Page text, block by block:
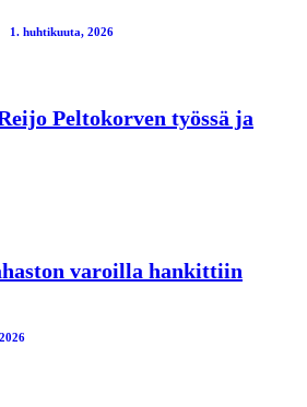
1. huhtikuuta, 2026
Peltokorven työssä ja
varoilla hankittiin